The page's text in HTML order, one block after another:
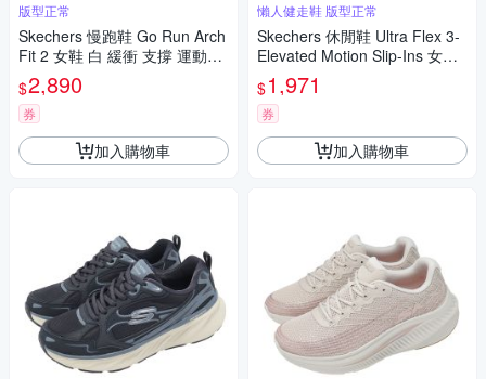
版型正常
Skechers 慢跑鞋 Go Run Arch
Fit 2 女鞋 白 緩衝 支撐 運動鞋
129222WHT
$2,890
券
加入購物車
懶人健走鞋 版型正常
Skechers 休閒鞋 Ultra Flex 3-
Elevated Motion Slip-Ins 女鞋
粉 套入式 150457LTMV
$1,971
券
加入購物車